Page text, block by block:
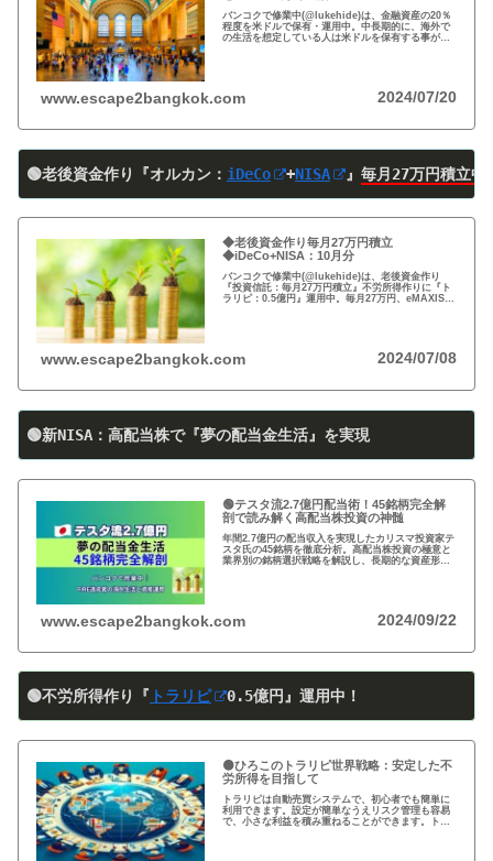
バンコクで修業中(@lukehide)は、金融資産の20％
程度を米ドルで保有・運用中。中長期的に、海外で
の生活を想定している人は米ドルを保有する事がお
www.escape2bangkok.com 2024/07/20
🟢老後資金作り『オルカン： iDeCo +NISA 』 毎月27万円積立中
◆老後資金作り毎月27万円積立
◆iDeCo+NISA：10月分
バンコクで修業中(@lukehide)は、老後資金作り
『投資信託：毎月27万円積立』不労所得作りに『ト
ラリピ：0.5億円』運用中。毎月27万円、eMAXIS
www.escape2bangkok.com 2024/07/08
🟢新NISA：高配当株で『夢の配当金生活』を実現
🟢テスタ流2.7億円配当術！45銘柄完全解
剖で読み解く高配当株投資の神髄
年間2.7億円の配当収入を実現したカリスマ投資家テ
スタ氏の45銘柄を徹底分析。高配当株投資の極意と
業界別の銘柄選択戦略を解説し、長期的な資産形成
www.escape2bangkok.com 2024/09/22
🟢不労所得作り『 トラリピ 0.5億円』運用中！
🟠ひろこのトラリピ世界戦略：安定した不
労所得を目指して
トラリピは自動売買システムで、初心者でも簡単に
利用できます。設定が簡単なうえリスク管理も容易
で、小さな利益を積み重ねることができます。トラ